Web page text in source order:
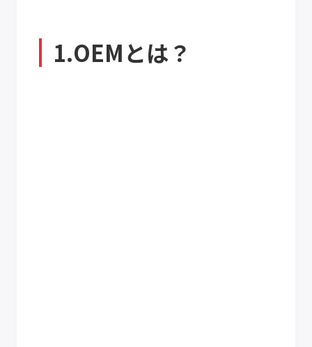
1.OEMとは？